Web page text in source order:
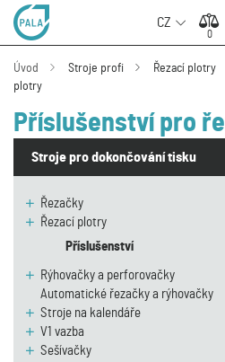
CZ
0
Úvod Stroje profi Řezací plotry
plotry
Příslušenství pro
Stroje pro dokončování tisku
Řezačky
Řezací plotry
Příslušenství
Rýhovačky a perforovačky
Automatické řezačky a rýhovačky
Stroje na kalendáře
V1 vazba
Sešívačky